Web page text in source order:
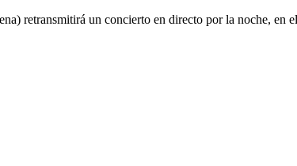
retransmitirá un concierto en directo por la noche, en